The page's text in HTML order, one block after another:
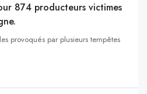
874 producteurs victimes
provoqués par plusieurs tempêtes